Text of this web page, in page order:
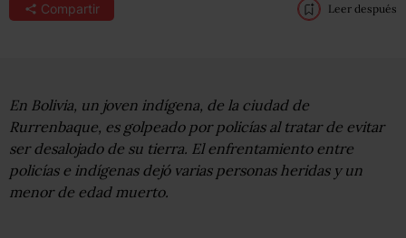
Compartir Leer después
En Bolivia, un joven indígena, de la ciudad de
Rurrenbaque, es golpeado por policías al tratar de evitar
ser desalojado de su tierra. El enfrentamiento entre
policías e indígenas dejó varias personas heridas y un
menor de edad muerto.